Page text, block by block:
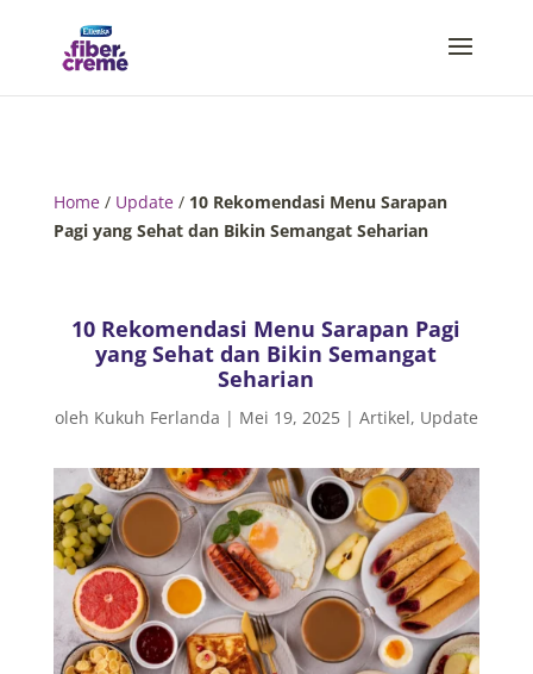
Home/ Update/ 10 Rekomendasi Menu Sarapan
Pagi yang Sehat dan Bikin Semangat Seharian
10 Rekomendasi Menu Sarapan Pagi
yang Sehat dan Bikin Semangat
Seharian
oleh Kukuh Ferlanda | Mei 19, 2025| Artikel, Update